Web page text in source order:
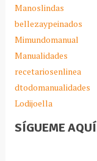
Manoslindas
bellezaypeinados
Mimundomanual
Manualidades
recetariosenlinea
dtodomanualidades
Lodijoella
SÍGUEME AQUÍ